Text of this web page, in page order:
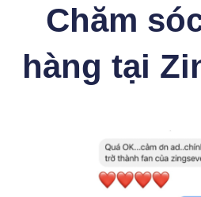
Chăm
hàng tại